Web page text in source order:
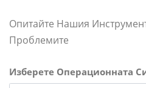
Опитайте Нашия
Проблемите
Изберете Операционната